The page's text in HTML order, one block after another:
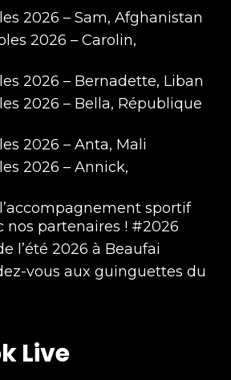
2026 – Sam, Afghanistan
2026 – Carolin,
2026 – Bernadette, Liban
2026 – Bella, République
2026 – Anta, Mali
2026 – Annick,
sportif
nos partenaires ! #2026
l’été 2026 à Beaufai
vous aux guinguettes du
Live